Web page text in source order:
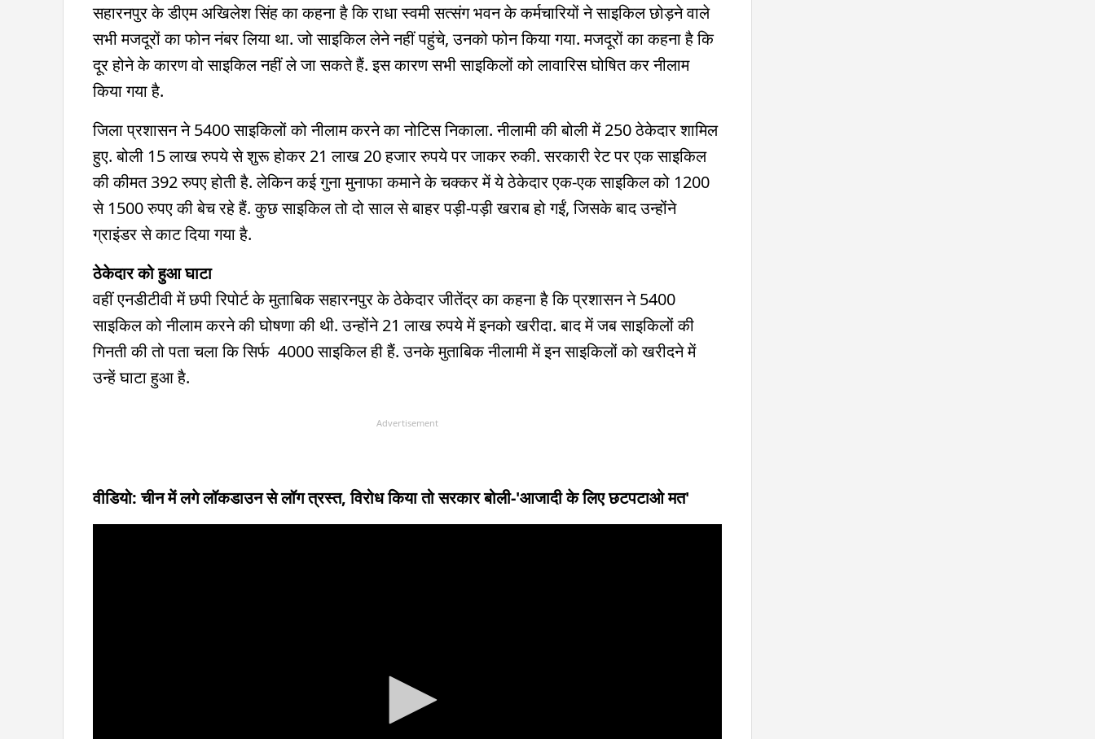
सहारनपुर के डीएम अखिलेश सिंह का कहना है कि राधा स्वमी सत्संग भवन के कर्मचारियों ने साइकिल छोड़ने वाले
सभी मजदूरों का फोन नंबर लिया था. जो साइकिल लेने नहीं पहुंचे, उनको फोन किया गया. मजदूरों का कहना है कि
दूर होने के कारण वो साइकिल नहीं ले जा सकते हैं. इस कारण सभी साइकिलों को लावारिस घोषित कर नीलाम
किया गया है.
जिला प्रशासन ने 5400 साइकिलों को नीलाम करने का नोटिस निकाला. नीलामी की बोली में 250 ठेकेदार शामिल
हुए. बोली 15 लाख रुपये से शुरू होकर 21 लाख 20 हजार रुपये पर जाकर रुकी. सरकारी रेट पर एक साइकिल
की कीमत 392 रुपए होती है. लेकिन कई गुना मुनाफा कमाने के चक्कर में ये ठेकेदार एक-एक साइकिल को 1200
से 1500 रुपए की बेच रहे हैं. कुछ साइकिल तो दो साल से बाहर पड़ी-पड़ी खराब हो गईं, जिसके बाद उन्होंने
ग्राइंडर से काट दिया गया है.
ठेकेदार को हुआ घाटा
वहीं एनडीटीवी में छपी रिपोर्ट के मुताबिक सहारनपुर के ठेकेदार जीतेंद्र का कहना है कि प्रशासन ने 5400
साइकिल को नीलाम करने की घोषणा की थी. उन्होंने 21 लाख रुपये में इनको खरीदा. बाद में जब साइकिलों की
गिनती की तो पता चला कि सिर्फ 4000 साइकिल ही हैं. उनके मुताबिक नीलामी में इन साइकिलों को खरीदने में
उन्हें घाटा हुआ है.
Advertisement
वीडियो: चीन में लगे लॉकडाउन से लॉग त्रस्त, विरोध किया तो सरकार बोली-'आजादी के लिए छटपटाओ मत'